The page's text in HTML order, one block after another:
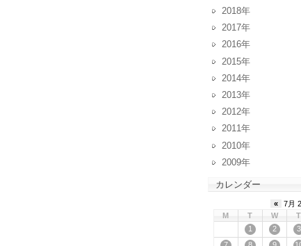
2018
2017
2016
2015
2014
2013
2012
2011
2010
2009
カレンダー
« 7月
M
T W T
1
2 3